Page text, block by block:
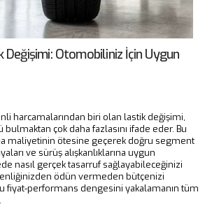
Değişimi: Otomobiliniz İçin Uygun
harcamalarından biri olan lastik değişimi,
çok daha fazlasını ifade eder. Bu
maliyetinin ötesine geçerek doğru segment
ve sürüş alışkanlıklarına uygun
nasıl gerçek tasarruf sağlayabileceğinizi
ödün vermeden bütçenizi
fiyat-performans dengesini yakalamanın tüm